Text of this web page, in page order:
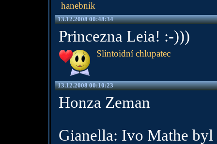
hanebnik
13.12.2008 00:48:34
Princezna Leia! :-)))
Slintoidní chlupatec
13.12.2008 00:10:23
Honza Zeman
Gianella: Ivo Mathe